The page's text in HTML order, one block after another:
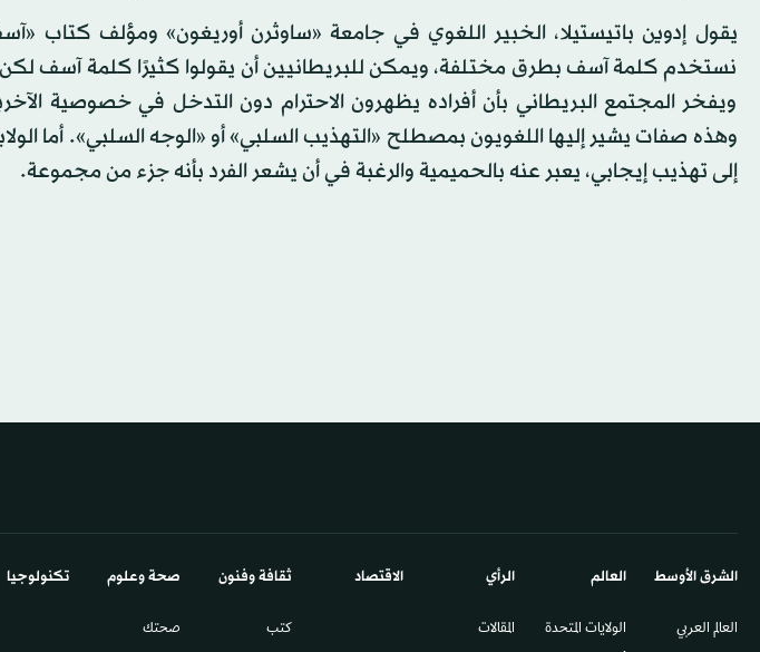
يقول إدوين باتيستيلا، الخبير اللغوي في جامعة «ساوثرن أوريغون» ومؤلف كتاب
نستخدم كلمة آسف بطرق مختلفة، ويمكن للبريطانيين أن يقولوا كثيرًا كلمة آسف لكن
ويفخر المجتمع البريطاني بأن أفراده يظهرون الاحترام دون التدخل في خصوصية
وهذه صفات يشير إليها اللغويون بمصطلح «التهذيب السلبي» أو «الوجه السلبي». أما
إلى تهذيب إيجابي، يعبر عنه بالحميمية والرغبة في أن يشعر الفرد بأنه جزء من مجموعة.
الشرق الأوسط​
العالم العربي
العالم
الولايات المتحدة
الرأي
المقالات
الاقتصاد ثقافة وفنون
كتب
صحة وعلوم
صحتك
تكنولوجيا